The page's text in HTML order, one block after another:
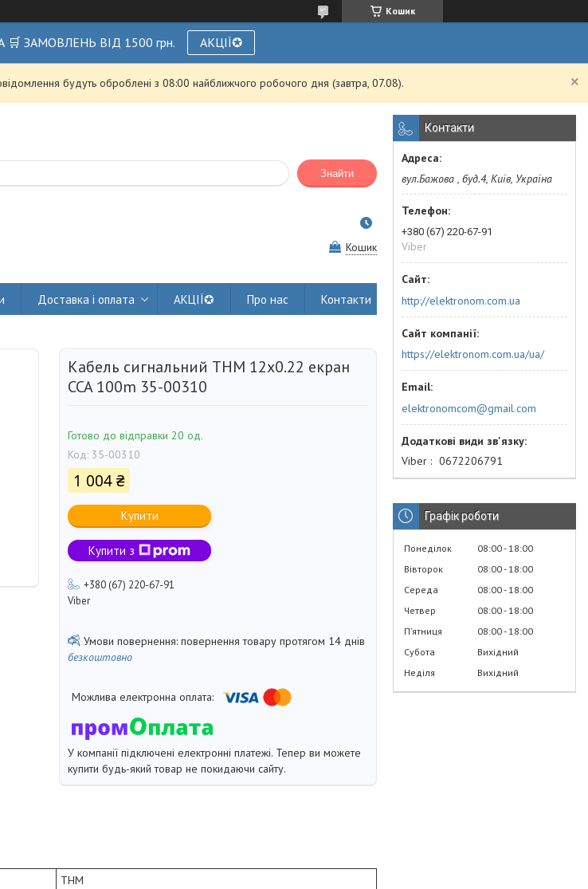
Кошик
ЗАМОВЛЕНЬ ВІД 1500 грн. АКЦІЇ✪
будуть оброблені з 08:00 найближчого робочого дня (завтра, 07.08).
Знайти
Кошик
Доставка і оплата АКЦІЇ✪ Про нас Контакти
Кабель сигнальний THM 12х0.22 екран
CCA 100m 35-00310
Готово до відправки 20 од.
Код: 35-00310
1 004 ₴
Купити
Купити з
+380 (67) 220-67-91
Viber
повернення товару протягом 14 днів
безкоштовно
У компанії підключені електронні платежі. Тепер ви можете
купити будь-який товар не покидаючи сайту.
THM
Контакти
вул.Бажова , буд.4, Київ, Україна
+380 (67) 220-67-91
Viber
http://elektronom.com.ua
https://elektronom.com.ua/ua/
elektronomcom@gmail.com
Viber 0672206791
Графік роботи
Понеділок 08:00 18:00
Вівторок
08:00 18:00
Середа
08:00 18:00
Четвер
08:00 18:00
Пʼятниця
08:00 18:00
Субота
Вихідний
Неділя
Вихідний